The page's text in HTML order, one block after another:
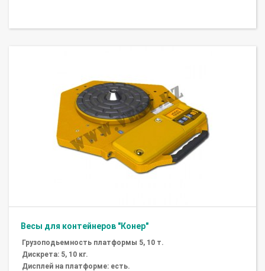
Весы для контейнеров "Конер"
Грузоподьемность платформы 5, 10 т.
Дискрета: 5, 10 кг.
Дисплей на платформе: есть.